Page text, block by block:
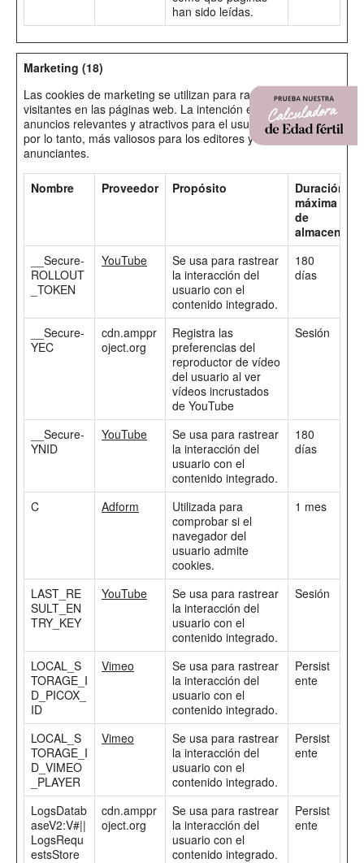
han sido leídas.
Marketing (18)
Las cookies de marketing se utilizan para rastrear a los
visitantes en las páginas web. La intención es mostrar
anuncios relevantes y atractivos para el usuario individual, y
por lo tanto, más valiosos para los editores y terceros
anunciantes.
Nombre Proveedor Propósito
Duración
máxima
de
__Secure-
ROLLOUT
_TOKEN
YouTube
Se usa para rastrear
la interacción del
usuario con el
contenido integrado.
180
días
__Secure-
YEC
cdn.amppr
oject.org
Registra las
preferencias del
reproductor de vídeo
del usuario al ver
vídeos incrustados
de YouTube
Sesión
__Secure-
YNID
YouTube
Se usa para rastrear
la interacción del
usuario con el
contenido integrado.
180
días
C Adform
Utilizada para
comprobar si el
navegador del
usuario admite
cookies.
1 mes
LAST_RE
SULT_EN
TRY_KEY
YouTube
Se usa para rastrear
la interacción del
usuario con el
contenido integrado.
Sesión
LOCAL_S
TORAGE_I
D_PICOX_
ID
Vimeo
Se usa para rastrear
la interacción del
usuario con el
contenido integrado.
Persist
ente
LOCAL_S
TORAGE_I
D_VIMEO
_PLAYER
Vimeo
Se usa para rastrear
la interacción del
usuario con el
contenido integrado.
Persist
ente
LogsDatab
aseV2:V#||
LogsRequ
estsStore
cdn.amppr
oject.org
Se usa para rastrear
la interacción del
usuario con el
contenido integrado.
Persist
ente